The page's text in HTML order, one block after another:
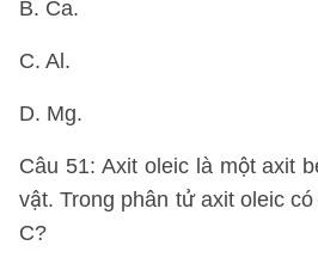
B. Ca.
C. Al.
D. Mg.
Câu 51: Axit oleic là một axit
vật. Trong phân tử axit oleic
C?